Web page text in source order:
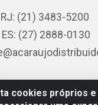
cookies próprios e
RJ: (21) 3483-5200
ES: (27) 2888-0130
- Rua Carneiro de